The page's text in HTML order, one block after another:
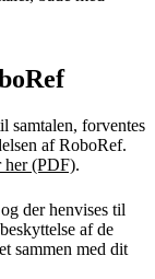
samtalen, forventes
af RoboRef.
her (PDF).
der henvises til
af de
sammen med dit